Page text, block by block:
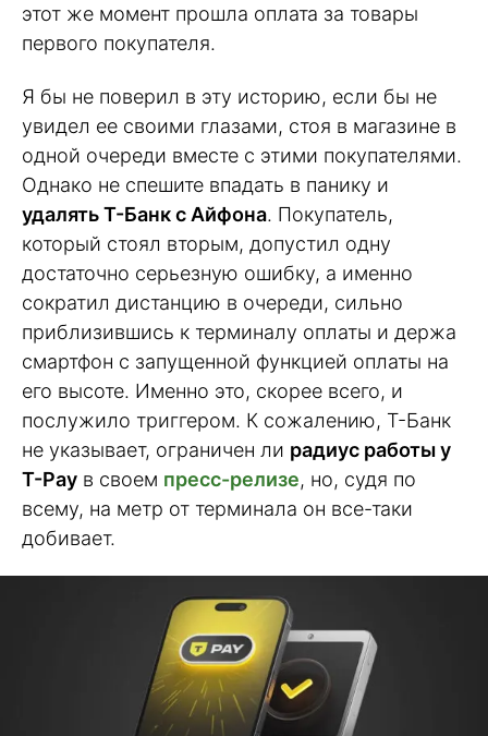
этот же момент прошла оплата за товары
первого покупателя.
Я бы не поверил в эту историю, если бы не
увидел ее своими глазами, стоя в магазине в
одной очереди вместе с этими покупателями.
Однако не спешите впадать в панику и
удалять Т-Банк с Айфона. Покупатель,
который стоял вторым, допустил одну
достаточно серьезную ошибку, а именно
сократил дистанцию в очереди, сильно
приблизившись к терминалу оплаты и держа
смартфон с запущенной функцией оплаты на
его высоте. Именно это, скорее всего, и
послужило триггером. К сожалению, Т-Банк
не указывает, ограничен ли радиус работы у
T-Pay в своем пресс-релизе, но, судя по
всему, на метр от терминала он все-таки
добивает.